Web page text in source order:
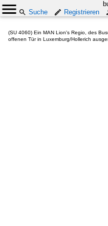
Suche
Registrieren
(SU 4060) Ein MAN Lion's Regio, des
offenen Tür in Luxemburg/Hollerich